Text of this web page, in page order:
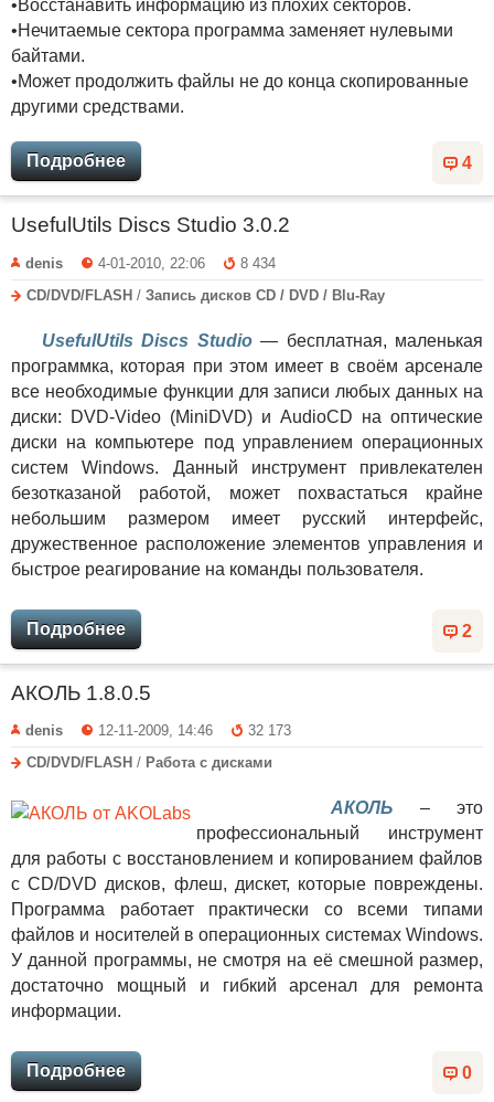
•Восстанавить информацию из плохих секторов.
•Нечитаемые сектора программа заменяет нулевыми
байтами.
•Может продолжить файлы не до конца скопированные
другими средствами.
4
Подробнее
UsefulUtils Discs Studio 3.0.2
denis 4-01-2010, 22:06
8 434
CD/DVD/FLASH / Запись дисков CD / DVD / Blu-Ray
UsefulUtils Discs Studio— бесплатная, маленькая
программка, которая при этом имеет в своём арсенале
все необходимые функции для записи любых данных на
диски: DVD-Video (MiniDVD) и AudioCD на оптические
диски на компьютере под управлением операционных
систем Windows. Данный инструмент привлекателен
безотказаной работой, может похвастаться крайне
небольшим размером имеет русский интерфейс,
дружественное расположение элементов управления и
быстрое реагирование на команды пользователя.
2
Подробнее
АКОЛЬ 1.8.0.5
denis 12-11-2009, 14:46
32 173
CD/DVD/FLASH / Работа с дисками
АКОЛЬ – это
профессиональный инструмент
для работы с восстановлением и копированием файлов
с CD/DVD дисков, флеш, дискет, которые повреждены.
Программа работает практически со всеми типами
файлов и носителей в операционных системах Windows.
У данной программы, не смотря на её смешной размер,
достаточно мощный и гибкий арсенал для ремонта
информации.
0
Подробнее